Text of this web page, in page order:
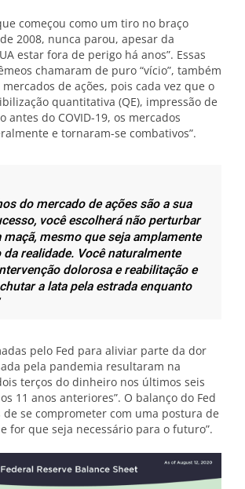
começou como um tiro no braço
2008, nunca parou, apesar da
estar fora de perigo há anos”. Essas
chamaram de puro “vício”, também
de ações, pois cada vez que o
quantitativa (QE), impressão de
antes do COVID-19, os mercados
e tornaram-se combativos”.
do mercado de ações são a sua
você escolherá não perturbar
mesmo que seja amplamente
realidade. Você naturalmente
dolorosa e reabilitação e
a lata pela estrada enquanto
pelo Fed para aliviar parte da dor
pela pandemia resultaram na
terços do dinheiro nos últimos seis
11 anos anteriores”. O balanço do Fed
se comprometer com uma postura de
for que seja necessário para o futuro”.